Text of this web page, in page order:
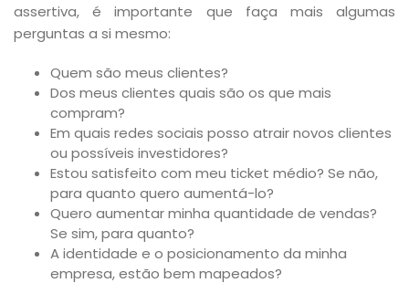
assertiva, é importante que faça mais algumas
perguntas a si mesmo:
Quem são meus clientes?
Dos meus clientes quais são os que mais
compram?
Em quais redes sociais posso atrair novos clientes
ou possíveis investidores?
Estou satisfeito com meu ticket médio? Se não,
para quanto quero aumentá-lo?
Quero aumentar minha quantidade de vendas?
Se sim, para quanto?
A identidade e o posicionamento da minha
empresa, estão bem mapeados?